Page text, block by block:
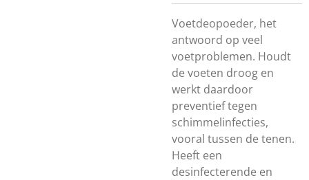
Voetdeopoeder, het
antwoord op veel
voetproblemen. Houdt
de voeten droog en
werkt daardoor
preventief tegen
schimmelinfecties,
vooral tussen de tenen.
Heeft een
desinfecterende en